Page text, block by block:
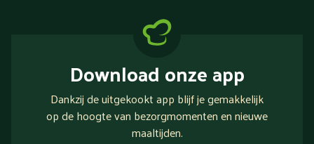
Download onze app
Dankzij de uitgekookt app blijf je gemakkelijk
op de hoogte van bezorgmomenten en nieuwe
maaltijden.